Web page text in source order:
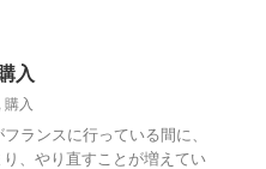
入
購入
ランスに行っている間に、
、やり直すことが増えてい